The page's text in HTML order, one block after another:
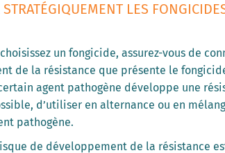
LES
un fongicide, assurez-vous de
de la résistance que présente le
agent pathogène développe une
d’utiliser en alternance ou en
pathogène.
de développement de la résistance